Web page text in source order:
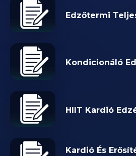
Edzőtermi
Kondicionáló
HIIT Kardió
Kardió És